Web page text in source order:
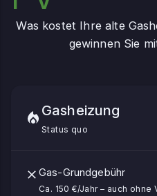
Was kostet Ihre alte
gewinnen Sie
Gasheizung
Status quo
Gas-Grundgebühr
Ca. 150 €/Jahr – auch ohne